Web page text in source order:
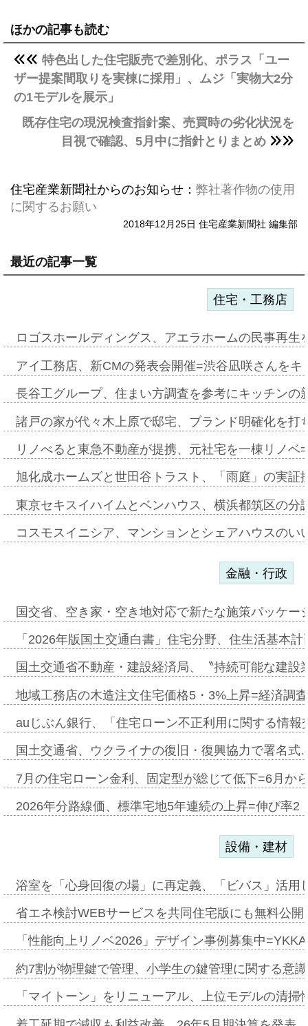
ほかの記事も読む
特色出した住宅販売で差別化、ポラス「ユー
ザー提案間取りを実棟に採用」、ムジ「実物大2分
の1モデルを展示」
既存住宅の現況検査指針案、売買時の劣化状況を
目視で確認、5月中に指針とりまとめ
住宅産業新聞社からのお知らせ： 弊社著作物の使用
に関するお願い
2018年12月25日 住宅産業新聞社 編集部
最近の記事一覧
住宅・工務店
ロゴスホールディングス、アエラホームの民事再
アイ工務店、新CMの発表会開催=渋谷凪咲さんを
長谷工グループ、住まい方調査を参考にキッチン
諸戸の家が代々木上原で邸宅、ブランド明確化を
リノべると東急不動産が提携、元社宅を一棟リノ
旭化成ホームズと世田谷トラスト、「雨庭」の実
東京セキスイハイムとベンハウス、横浜都筑区の
コスモスイニシア、マンションとシェアハウスの
金融・行政
国交省、空き家・空き地対応で新たな施策パッケ
「2026年版国土交通白書」住宅分野、住生活基本
国土交通省不動産・建設経済局、〝持続可能な建
地域工務店の木造注文住宅価格5・3%上昇=経済調
auじぶん銀行、「住宅ローン不正利用に関する情
国土交通省、ウクライナの復旧・復興協力で署名
7月の住宅ローン金利、固定型が総じて低下=6月か
2026年分路線価、標準宅地5年連続の上昇=伸び率
設備・建材
浴室を「心身回復の場」に再定義、「ビバス」活
省エネ検討WEBサービスを共同住宅版にも無料公
「性能向上リノベ2026」デザイン事例募集中
約7割が物理鍵で管理、小学生の鍵管理に関する意
「マイトーン」をリニューアル、上位モデルの清